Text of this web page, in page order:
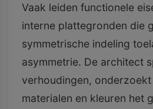
Vaak leiden functionele
interne plattegronden die
symmetrische indeling
asymmetrie. De architect
verhoudingen,
materialen en kleuren het